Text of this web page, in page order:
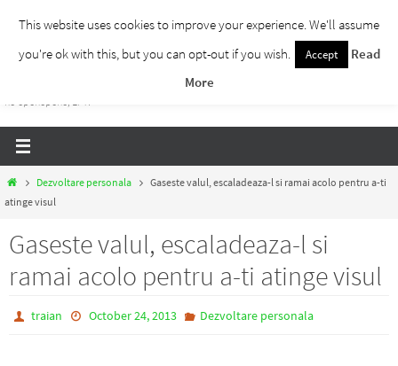
contentTraieste Liber
Un blog despre dezvoltare personala, puterea prezentului si eliberarea de ganduri,
ho'oponopono, EFT!
HomeDezvoltare personala
Gaseste valul, escaladeaza-l si ramai acolo pentru a-ti
atinge visul
Gaseste valul, escaladeaza-l si
ramai acolo pentru a-ti atinge visul
traian October 24, 2013 Dezvoltare personala
This website uses cookies to improve your experience. We'll assume
you're ok with this, but you can opt-out if you wish.
Accept
Read
More